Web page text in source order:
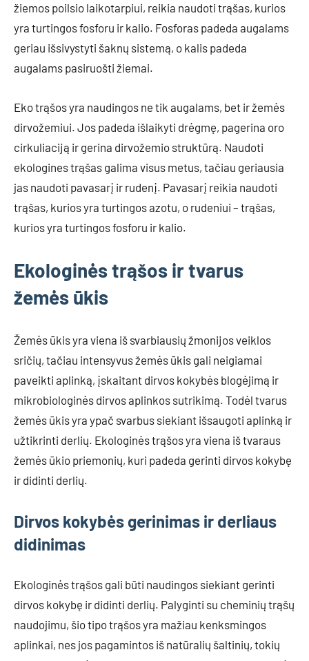
žiemos poilsio laikotarpiui, reikia naudoti trąšas, kurios
yra turtingos fosforu ir kalio. Fosforas padeda augalams
geriau išsivystyti šaknų sistemą, o kalis padeda
augalams pasiruošti žiemai.
Eko trąšos yra naudingos ne tik augalams, bet ir žemės
dirvožemiui. Jos padeda išlaikyti drėgmę, pagerina oro
cirkuliaciją ir gerina dirvožemio struktūrą. Naudoti
ekologines trąšas galima visus metus, tačiau geriausia
jas naudoti pavasarį ir rudenį. Pavasarį reikia naudoti
trąšas, kurios yra turtingos azotu, o rudeniui – trąšas,
kurios yra turtingos fosforu ir kalio.
Ekologinės trąšos ir tvarus
žemės ūkis
Žemės ūkis yra viena iš svarbiausių žmonijos veiklos
sričių, tačiau intensyvus žemės ūkis gali neigiamai
paveikti aplinką, įskaitant dirvos kokybės blogėjimą ir
mikrobiologinės dirvos aplinkos sutrikimą. Todėl tvarus
žemės ūkis yra ypač svarbus siekiant išsaugoti aplinką ir
užtikrinti derlių. Ekologinės trąšos yra viena iš tvaraus
žemės ūkio priemonių, kuri padeda gerinti dirvos kokybę
ir didinti derlių.
Dirvos kokybės gerinimas ir derliaus
didinimas
Ekologinės trąšos gali būti naudingos siekiant gerinti
dirvos kokybę ir didinti derlių. Palyginti su cheminių trąšų
naudojimu, šio tipo trąšos yra mažiau kenksmingos
aplinkai, nes jos pagamintos iš natūralių šaltinių, tokių